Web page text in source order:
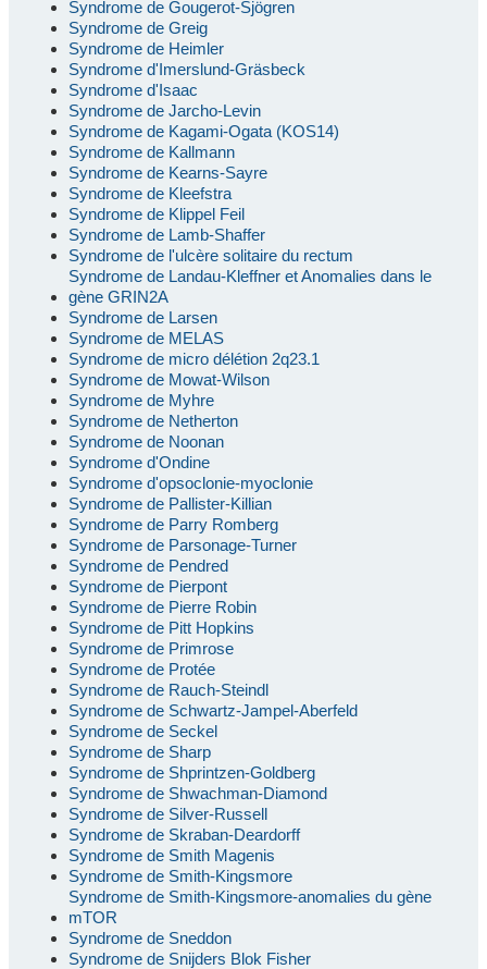
Syndrome de Gougerot-Sjögren
Syndrome de Greig
Syndrome de Heimler
Syndrome d'Imerslund-Gräsbeck
Syndrome d'Isaac
Syndrome de Jarcho-Levin
Syndrome de Kagami-Ogata (KOS14)
Syndrome de Kallmann
Syndrome de Kearns-Sayre
Syndrome de Kleefstra
Syndrome de Klippel Feil
Syndrome de Lamb-Shaffer
Syndrome de l'ulcère solitaire du rectum
Syndrome de Landau-Kleffner et Anomalies dans le
gène GRIN2A
Syndrome de Larsen
Syndrome de MELAS
Syndrome de micro délétion 2q23.1
Syndrome de Mowat-Wilson
Syndrome de Myhre
Syndrome de Netherton
Syndrome de Noonan
Syndrome d'Ondine
Syndrome d'opsoclonie-myoclonie
Syndrome de Pallister-Killian
Syndrome de Parry Romberg
Syndrome de Parsonage-Turner
Syndrome de Pendred
Syndrome de Pierpont
Syndrome de Pierre Robin
Syndrome de Pitt Hopkins
Syndrome de Primrose
Syndrome de Protée
Syndrome de Rauch-Steindl
Syndrome de Schwartz-Jampel-Aberfeld
Syndrome de Seckel
Syndrome de Sharp
Syndrome de Shprintzen-Goldberg
Syndrome de Shwachman-Diamond
Syndrome de Silver-Russell
Syndrome de Skraban-Deardorff
Syndrome de Smith Magenis
Syndrome de Smith-Kingsmore
Syndrome de Smith-Kingsmore-anomalies du gène
mTOR
Syndrome de Sneddon
Syndrome de Snijders Blok Fisher